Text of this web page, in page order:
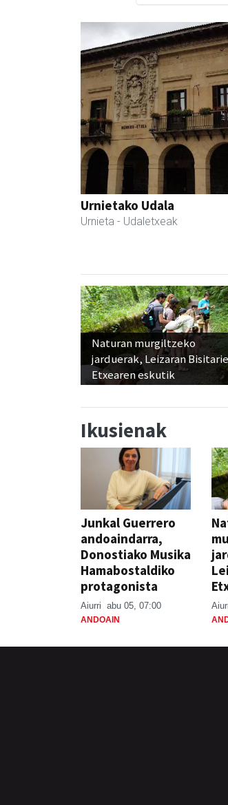
Urnietako Udala
Urnieta - Udaletxeak
Naturan murgiltzeko
jarduerak, Leizaran
Etxearen eskutik
Ikusienak
Junkal Guerrero
andoaindarra,
Donostiako Musika
Hamabostaldiko
protagonista
Aiurri abu 05, 07:00
ANDOAIN